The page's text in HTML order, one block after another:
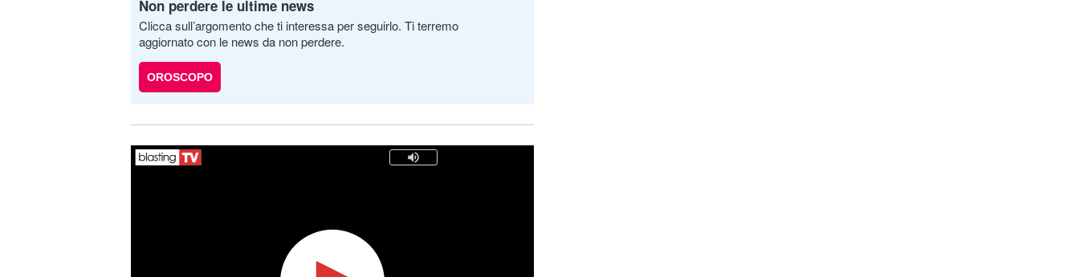
Non perdere le ultime news
Clicca sull’argomento che ti interessa per seguirlo. Ti terremo
aggiornato con le news da non perdere.
OROSCOPO